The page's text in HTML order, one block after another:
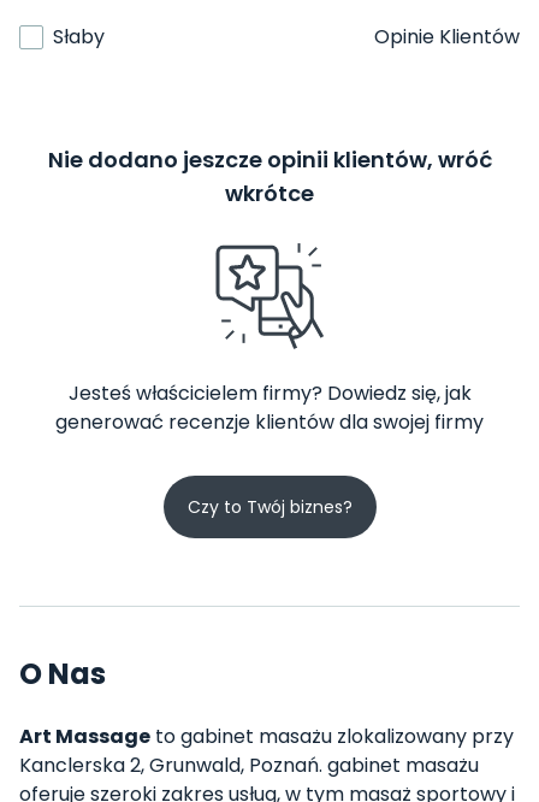
Słaby
Opinie Klientów
Nie dodano jeszcze opinii klientów, wróć
wkrótce
Jesteś właścicielem firmy? Dowiedz się, jak
generować recenzje klientów dla swojej firmy
Czy to Twój biznes?
O Nas
Art Massage to gabinet masażu zlokalizowany przy
Kanclerska 2, Grunwald, Poznań. gabinet masażu
oferuje szeroki zakres usług, w tym masaż sportowy i